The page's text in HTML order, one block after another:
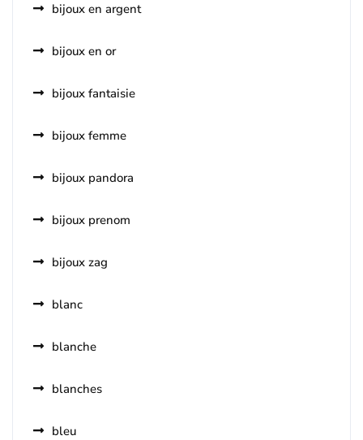
bijoux en argent
bijoux en or
bijoux fantaisie
bijoux femme
bijoux pandora
bijoux prenom
bijoux zag
blanc
blanche
blanches
bleu